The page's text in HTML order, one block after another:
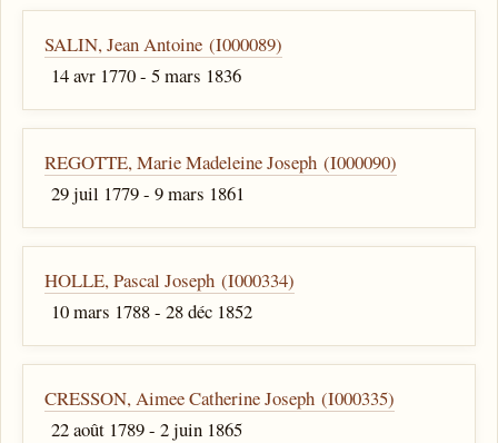
SALIN, Jean Antoine (I000089)
14 avr 1770 - 5 mars 1836
REGOTTE, Marie Madeleine Joseph (I000090)
29 juil 1779 - 9 mars 1861
HOLLE, Pascal Joseph (I000334)
10 mars 1788 - 28 déc 1852
CRESSON, Aimee Catherine Joseph (I000335)
22 août 1789 - 2 juin 1865